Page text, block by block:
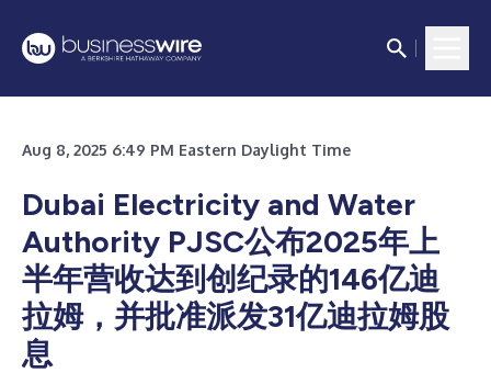
Aug 8, 2025 6:49 PM Eastern Daylight Time
Dubai Electricity and Water
Authority PJSC公布2025年上
半年营收达到创纪录的146亿迪
拉姆，并批准派发31亿迪拉姆股
息